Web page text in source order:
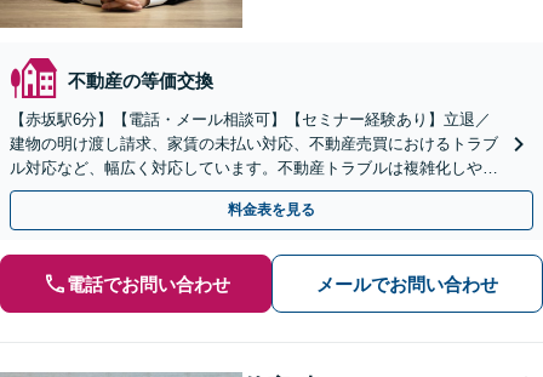
不動産の等価交換
【赤坂駅6分】【電話・メール相談可】【セミナー経験あり】立退／
建物の明け渡し請求、家賃の未払い対応、不動産売買におけるトラブ
ル対応など、幅広く対応しています。不動産トラブルは複雑化しやす
いため、お早めにご相談ください。【休日・夜間面談可】
料金表を見る
電話でお問い合わせ メールでお問い合わせ